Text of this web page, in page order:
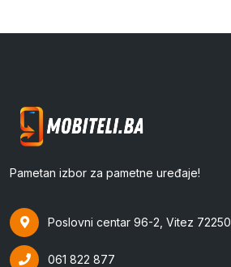
Pametan izbor za pametne uređaje!
Poslovni centar 96-2, Vitez 72250
061 822 877